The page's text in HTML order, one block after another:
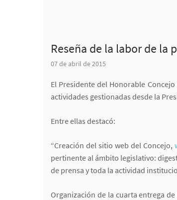
Reseña de la labor de la
07 de abril de 2015
El Presidente del Honorable
actividades gestionadas desde la
Entre ellas destacó:
“Creación del sitio web del Concejo,
pertinente al ámbito legislativo:
de prensa y toda la actividad
Organización de la cuarta entrega